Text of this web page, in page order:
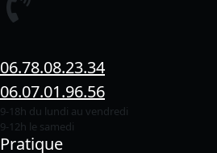
06.78.08.23.34
06.07.01.96.56
9-18h du lundi au vendredi
9-12h le samedi
Pratique